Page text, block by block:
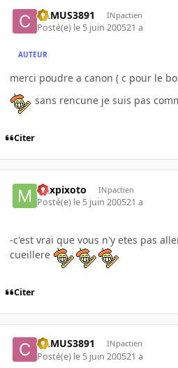
CAMUS3891 INpactien
Posté(e) le 5 juin 200521 a
AUTEUR
merci poudre a canon ( c pour le
sans rencune je suis pas
Citer
mixpixoto INpactien
Posté(e) le 5 juin 200521 a
-c'est vrai que vous n'y etes pas
cueillere
Citer
CAMUS3891 INpactien
Posté(e) le 5 juin 200521 a